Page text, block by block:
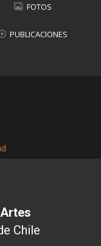
FOTOS
PUBLICACIONES
Chile